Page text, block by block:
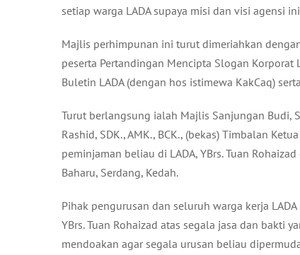
setiap warga LADA supaya misi dan visi agensi
Majlis perhimpunan ini turut dimeriahkan
peserta Pertandingan Mencipta Slogan Korporat
Buletin LADA (dengan hos istimewa KakCaq)
Turut berlangsung ialah Majlis Sanjungan Budi,
Rashid, SDK., AMK., BCK., (bekas) Timbalan
peminjaman beliau di LADA, YBrs. Tuan
Baharu, Serdang, Kedah.
Pihak pengurusan dan seluruh warga kerja
YBrs. Tuan Rohaizad atas segala jasa dan bakti
mendoakan agar segala urusan beliau